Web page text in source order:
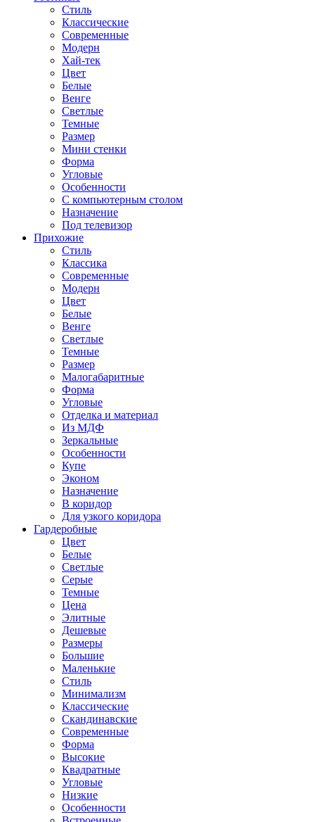
Стиль
Классические
Современные
Модерн
Хай-тек
Цвет
Белые
Венге
Светлые
Темные
Размер
Мини стенки
Форма
Угловые
Особенности
С компьютерным столом
Назначение
Под телевизор
Прихожие
Стиль
Классика
Современные
Модерн
Цвет
Белые
Венге
Светлые
Темные
Размер
Малогабаритные
Форма
Угловые
Отделка и материал
Из МДФ
Зеркальные
Особенности
Купе
Эконом
Назначение
В коридор
Для узкого коридора
Гардеробные
Цвет
Белые
Светлые
Серые
Темные
Цена
Элитные
Дешевые
Размеры
Большие
Маленькие
Стиль
Минимализм
Классические
Скандинавские
Современные
Форма
Высокие
Квадратные
Угловые
Низкие
Особенности